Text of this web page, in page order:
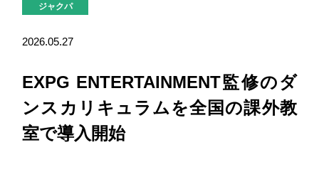
ジャクパ
2026.05.27
EXPG ENTERTAINMENT監修のダ
ンスカリキュラムを全国の課外教
室で導入開始